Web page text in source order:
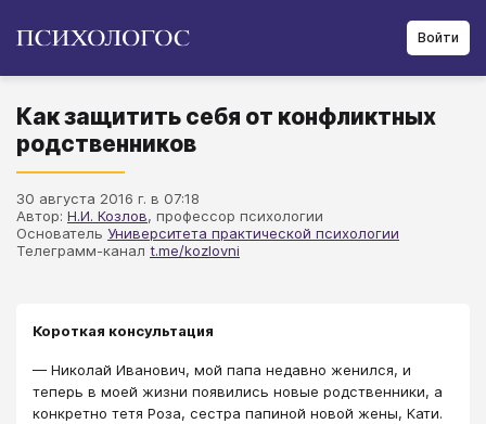
Войти
Как защитить себя от конфликтных
родственников
30 августа 2016 г. в 07:18
Автор: Н.И. Козлов, профессор психологии
Основатель Университета практической психологии
Телеграмм-канал t.me/kozlovni
Короткая консультация
— Николай Иванович, мой папа недавно женился, и
теперь в моей жизни появились новые родственники, а
конкретно тетя Роза, сестра папиной новой жены, Кати.